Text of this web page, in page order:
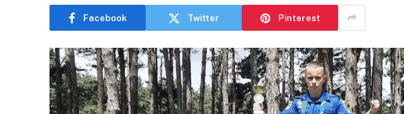
Facebook Twitter Pinterest